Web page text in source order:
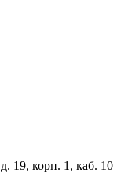
19, корп. 1, каб. 10